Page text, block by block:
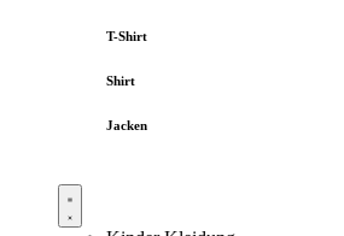
T-Shirt
Shirt
Jacken